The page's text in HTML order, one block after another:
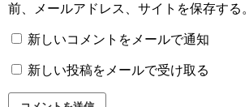
前、メールアドレス、サイトを保存する。
新しいコメントをメールで通知
新しい投稿をメールで受け取る